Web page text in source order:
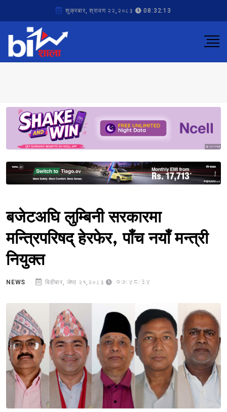
शुक्रबार, श्रावण २२,२०८३ 08:32:13
Sponsored
Sponsored
बजेटअघि लुम्बिनी सरकारमा
मन्त्रिपरिषद् हेरफेर, पाँच नयाँ मन्त्री
नियुक्त
NEWS बिहीबार, जेष्ठ २१,२०८३ 07:48:34